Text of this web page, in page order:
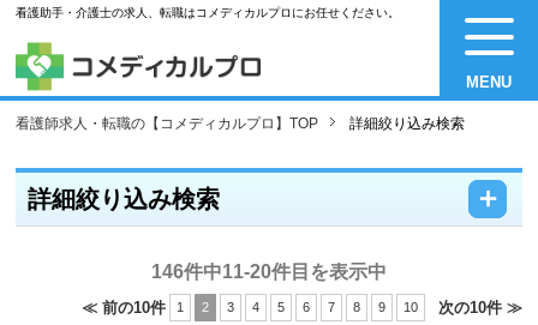
看護助手・介護士の求人、転職はコメディカルプロにお任せください。
MENU
看護師求人・転職の【コメディカルプロ】TOP 詳細絞り込み検索
詳細絞り込み検索 －
＋
146件中11-20件目を表示中
≪ 前の10件 1 2 3 4 5 6 7 8 9 10 次の10件 ≫